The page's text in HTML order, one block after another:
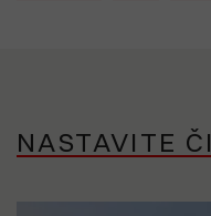
NASTAVITE